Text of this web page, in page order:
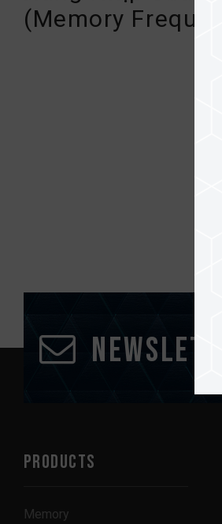
(Memory
PRODUCTS
Memory